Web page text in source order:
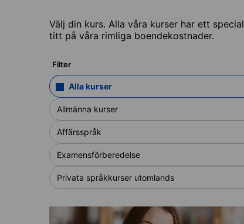
Välj din kurs. Alla våra kurser har ett
titt på våra rimliga boendekostnader.
Filter
Alla kurser
Allmänna kurser
Affärsspråk
Examensförberedelse
Privata språkkurser utomlands